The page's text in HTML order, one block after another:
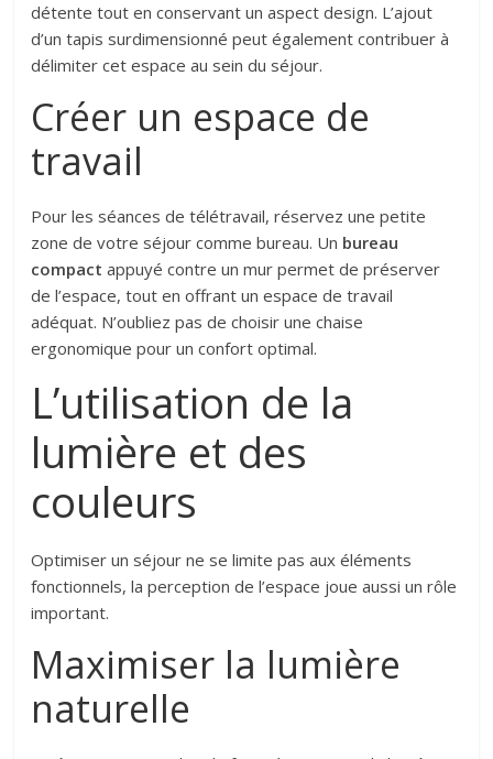
détente tout en conservant un aspect design. L’ajout
d’un tapis surdimensionné peut également contribuer à
délimiter cet espace au sein du séjour.
Créer un espace de
travail
Pour les séances de télétravail, réservez une petite
zone de votre séjour comme bureau. Un bureau
compact appuyé contre un mur permet de préserver
de l’espace, tout en offrant un espace de travail
adéquat. N’oubliez pas de choisir une chaise
ergonomique pour un confort optimal.
L’utilisation de la
lumière et des
couleurs
Optimiser un séjour ne se limite pas aux éléments
fonctionnels, la perception de l’espace joue aussi un rôle
important.
Maximiser la lumière
naturelle